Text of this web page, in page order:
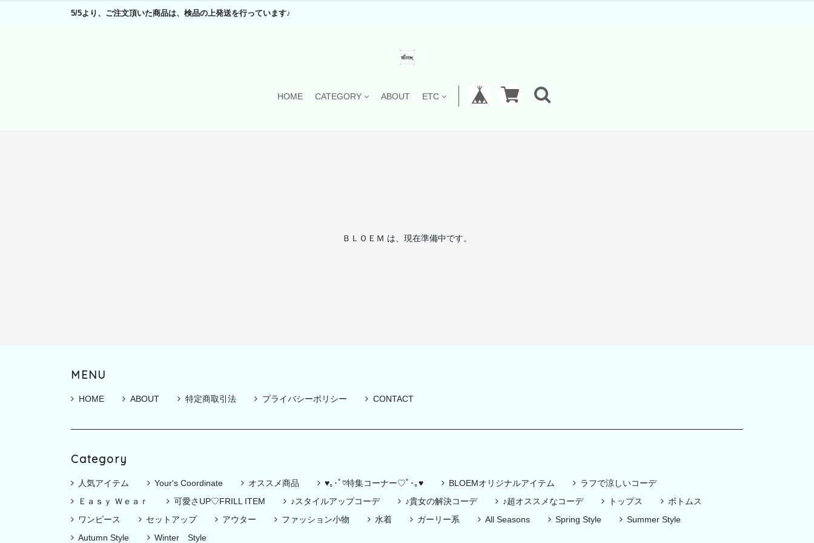
5/5より、ご注文頂いた商品は、検品の上発送を行っています♪
HOME CATEGORY ABOUT ETC
ＢＬＯＥＭ は、現在準備中です。
MENU
HOME ABOUT 特定商取引法 プライバシーポリシー CONTACT
Category
人気アイテム Your's Coordinate オススメ商品 ♥｡･ﾟ♡特集コーナー♡ﾟ･｡♥ BLOEMオリジナルアイテム
ラフで涼しいコーデ
Ｅａｓｙ Ｗｅａｒ
可愛さUP♡FRILL ITEM ♪スタイルアップコーデ ♪貴女の解決コーデ ♪超オススメなコーデ トップス
ボトムス
ワンピース
セットアップ アウター ファッション小物 水着 ガーリー系 All Seasons Spring Style
Summer Style
Autumn Style
Winter Style